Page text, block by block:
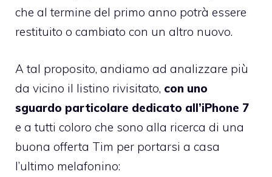
che al termine del primo anno potrà essere
restituito o cambiato con un altro nuovo.
A tal proposito, andiamo ad analizzare più
da vicino il listino rivisitato, con uno
sguardo particolare dedicato all’iPhone 7
e a tutti coloro che sono alla ricerca di una
buona offerta Tim per portarsi a casa
l’ultimo melafonino: